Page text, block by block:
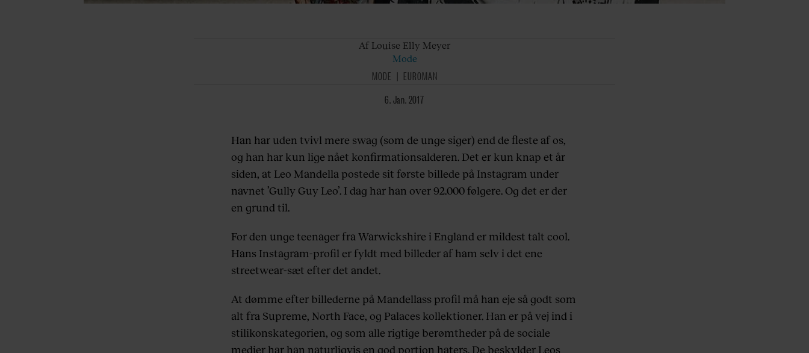
Af Louise Elly Meyer
Mode
MODE
EUROMAN
6. Jan. 2017
Han har uden tvivl mere swag (som de unge siger) end de fleste af os,
og han har kun lige nået konfirmationsalderen. Det er kun knap et år
siden, at Leo Mandella postede sit første billede på Instagram under
navnet ’Gully Guy Leo’. I dag har han over 92.000 følgere. Og det er der
en grund til.
For den unge teenager fra Warwickshire i England er mildest talt cool.
Hans Instagram-profil er fyldt med billeder af ham selv i det ene
streetwear-sæt efter det andet.
At dømme efter billederne på Mandellass profil må han eje så godt som
alt fra Supreme, North Face, og Palaces kollektioner. Han er på vej ind i
stilikonskategorien, og som alle rigtige berømtheder på de sociale
medier har han naturligvis en god portion haters. De beskylder Leos